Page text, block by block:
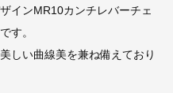
インMR10カンチレバーチェ
す。
しい曲線美を兼ね備えており